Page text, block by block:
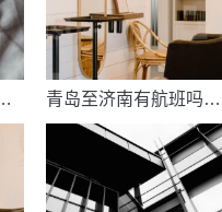
青岛至济南有航班吗？
青岛到济南的高铁票多
钱？